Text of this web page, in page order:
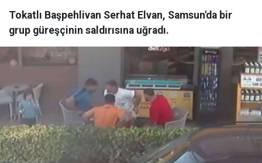
Tokatlı Başpehlivan Serhat Elvan, Samsun'da bir
grup güreşçinin saldırısına uğradı.